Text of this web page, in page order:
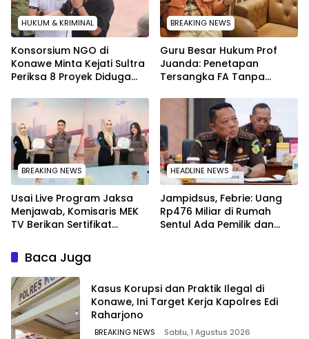
HUKUM & KRIMINAL
Konsorsium NGO di
Konawe Minta Kejati Sultra
Periksa 8 Proyek Diduga
BREAKING NEWS
Guru Besar Hukum Prof
Juanda: Penetapan
Tersangka FA Tanpa
Tersangka Tetap Sah
Secara Hukum
BREAKING NEWS
Usai Live Program Jaksa
Menjawab, Komisaris MEK
TV Berikan Sertifikat
Kejari Muna
HEADLINE NEWS
Jampidsus, Febrie: Uang
Rp476 Miliar di Rumah
Sentul Ada Pemilik dan
Baca Juga
Kasus Korupsi dan Praktik Ilegal di
Konawe, Ini Target Kerja Kapolres Edi
Raharjono
BREAKING NEWS Sabtu, 1 Agustus 2026